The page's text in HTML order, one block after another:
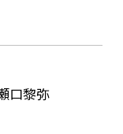
口黎弥